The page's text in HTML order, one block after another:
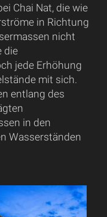
Chai Nat, die wie
in Richtung
nicht
die
jede Erhöhung
mit sich.
entlang des
in den
Wasserständen